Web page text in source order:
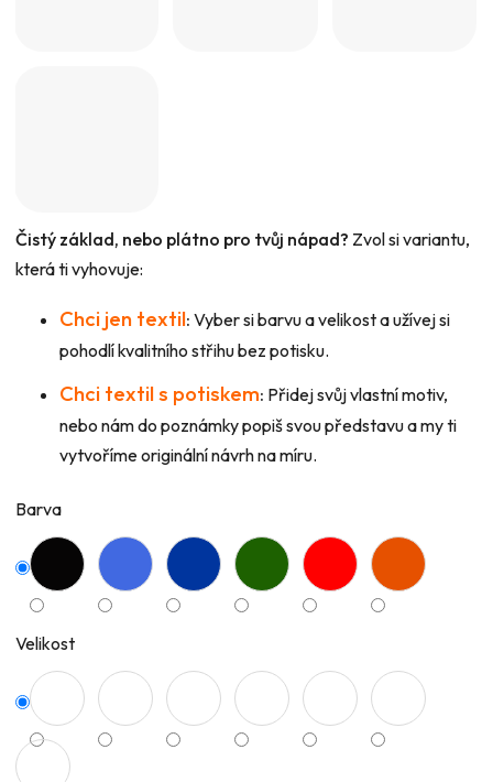
Čistý základ, nebo plátno pro tvůj nápad? Zvol si variantu,
která ti vyhovuje:
Chci jen textil: Vyber si barvu a velikost a užívej si
pohodlí kvalitního střihu bez potisku.
Chci textil s potiskem: Přidej svůj vlastní motiv,
nebo nám do poznámky popiš svou představu a my ti
vytvoříme originální návrh na míru.
Barva
Velikost